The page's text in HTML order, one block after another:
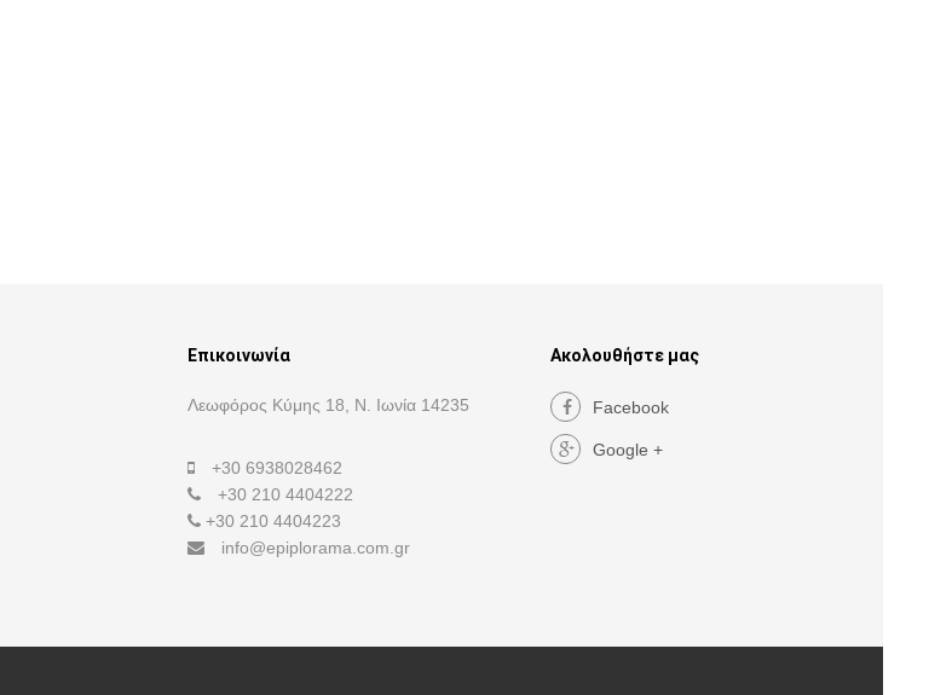
Επικοινωνία
Λεωφόρος Κύμης 18, Ν. Ιωνία 14235
+30 6938028462
+30 210 4404222
+30 210 4404223
info@epiplorama.com.gr
Ακολουθήστε μας
Facebook
Google +